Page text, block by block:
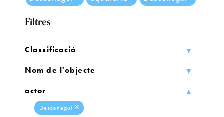
Filtres
Classificació
Nom de l'objecte
actor
Desconegut